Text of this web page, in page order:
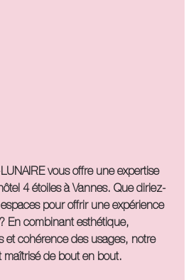
vous offre une expertise
4 étoiles à Vannes. Que diriez-
pour offrir une expérience
En combinant esthétique,
et cohérence des usages, notre
de bout en bout.